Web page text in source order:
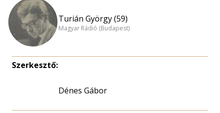
Turián György (59)
Magyar Rádió (Budapest)
Szerkesztő:
Dénes Gábor